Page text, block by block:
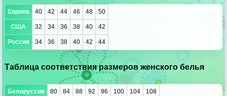
Европа 40 42 44 46 48 50
США 32 34 36 38 40 42
Россия 34 36 38 40 42 44
Таблица соответствия размеров женского белья
Белоруссия 80 84 88 92 96 100 104 108